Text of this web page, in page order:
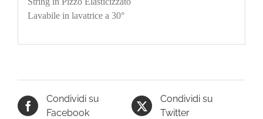
Lavabile in lavatrice a 30°
Condividi su
Facebook
Condividi su
Twitter